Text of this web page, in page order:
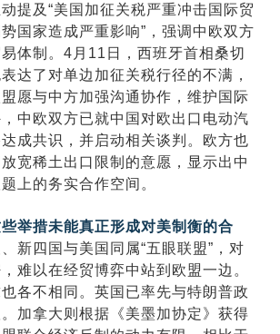
提及“美国加征关税严重冲击国际贸
国家造成严重影响”，强调中欧双方
体制。4月11日，西班牙首相桑切
达了对单边加征关税行径的不满，
愿与中方加强沟通协作，维护国际
中欧双方已就中国对欧出口电动汽
成共识，并启动相关谈判。欧方也
宽稀土出口限制的意愿，显示出中
上的务实合作空间。
举措未能真正形成对美制衡的合
新四国与美国同属“五眼联盟”，对
难以在经贸博弈中站到欧盟一边。
各不相同。英国已率先与特朗普政
加拿大则根据《美墨加协定》获得